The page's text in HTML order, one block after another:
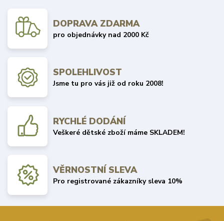
DOPRAVA ZDARMA
pro objednávky nad 2000 Kč
SPOLEHLIVOST
Jsme tu pro vás již od roku 2008!
RYCHLÉ DODÁNÍ
Veškeré dětské zboží máme SKLADEM!
VĚRNOSTNÍ SLEVA
Pro registrované zákazníky sleva 10%